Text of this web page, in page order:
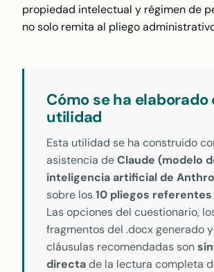
propiedad intelectual y régimen de
no solo remita al pliego
Cómo se ha elaborado
utilidad
Esta utilidad se ha construido
asistencia deClaude (modelo
inteligencia artificial de
sobre los10 pliegos
Las opciones del cuestionario,
fragmentos del .docx generado
cláusulas recomendadas son
directade la lectura completa